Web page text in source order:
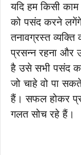
यदि हम किसी
को पसंद करने
तनावग्रस्त
प्रसन्न रहना और
है उसे सभी पसंद
जो चाहे वो पा
हैं। सफल होकर
गलत सोच रहे हैं।